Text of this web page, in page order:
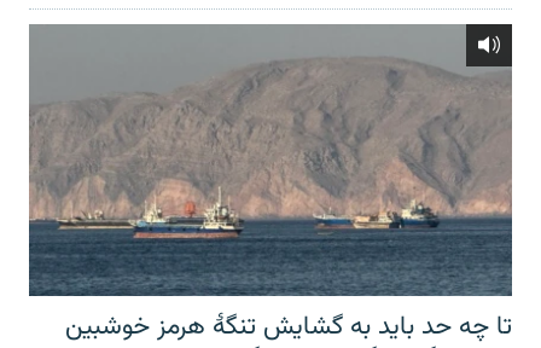
تا چه حد باید به گشایش تنگهٔ هرمز خوشبین